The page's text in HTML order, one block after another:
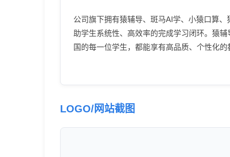
公司旗下拥有猿辅导、斑马AI学、小猿口算
助学生系统性、高效率的完成学习闭环。猿
国的每一位学生，都能享有高品质、个性化的
LOGO/网站截图